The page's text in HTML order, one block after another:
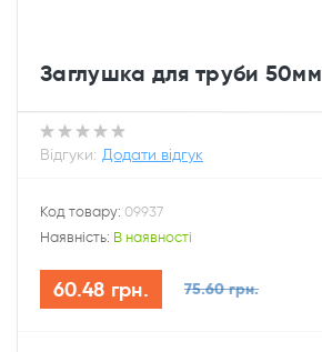
Заглушка для труби 50мм
Відгуки: Додати відгук
Код товару: 09937
Наявність: В наявності
60.48 грн. 75.60 грн.